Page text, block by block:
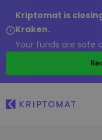
Kriptomat is
Kraken.
Your funds are safe